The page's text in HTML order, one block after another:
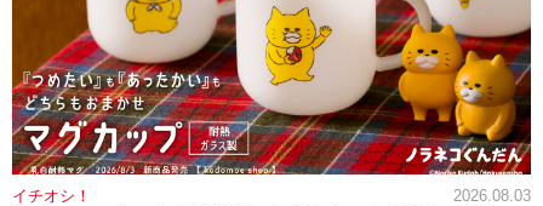
イチオシ！ 2026.08.03